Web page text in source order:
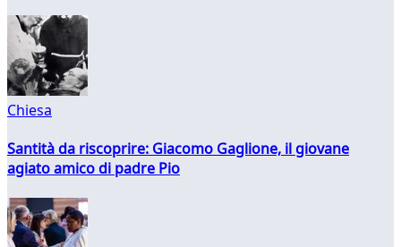
Chiesa
Santità da riscoprire: Giacomo Gaglione, il giovane
agiato amico di padre Pio